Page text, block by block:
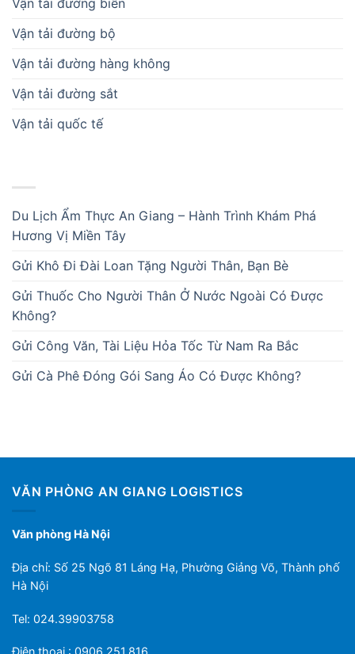
Vận tải đường biển
Vận tải đường bộ
Vận tải đường hàng không
Vận tải đường sắt
Vận tải quốc tế
Du Lịch Ẩm Thực An Giang – Hành Trình Khám Phá
Hương Vị Miền Tây
Gửi Khô Đi Đài Loan Tặng Người Thân, Bạn Bè
Gửi Thuốc Cho Người Thân Ở Nước Ngoài Có Được
Không?
Gửi Công Văn, Tài Liệu Hỏa Tốc Từ Nam Ra Bắc
Gửi Cà Phê Đóng Gói Sang Áo Có Được Không?
VĂN PHÒNG AN GIANG LOGISTICS
Văn phòng Hà Nội
Địa chỉ: Số 25 Ngõ 81 Láng Hạ, Phường Giảng Võ, Thành phố
Hà Nội
Tel: 024.39903758